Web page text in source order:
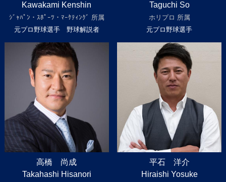
Kawakami Kenshin
ｼﾞｬﾊﾟﾝ・ｽﾎﾟｰﾂ・ﾏｰｹﾃｨﾝｸﾞ 所属
元プロ野球選手 野球解説者
Taguchi So
ホリプロ 所属
元プロ野球選手
高橋 尚成
Takahashi Hisanori
平石 洋介
Hiraishi Yosuke